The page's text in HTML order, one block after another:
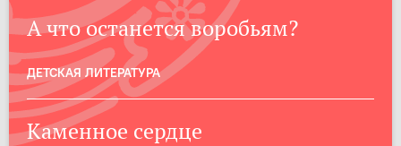
А что останется воробьям?
ДЕТСКАЯ ЛИТЕРАТУРА
Каменное сердце